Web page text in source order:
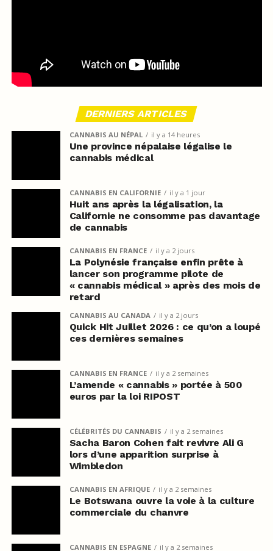
DERNIERS ARTICLES
CANNABIS AU NÉPAL il y a 14 heures
Une province népalaise légalise le
cannabis médical
CANNABIS EN CALIFORNIE il y a 1 jour
Huit ans après la légalisation, la
Californie ne consomme pas davantage
de cannabis
CANNABIS EN FRANCE il y a 2 jours
La Polynésie française enfin prête à
lancer son programme pilote de
« cannabis médical » après des mois de
retard
CANNABIS AU CANADA il y a 2 jours
Quick Hit Juillet 2026 : ce qu’on a loupé
ces dernières semaines
CANNABIS EN FRANCE il y a 2 semaines
L’amende « cannabis » portée à 500
euros par la loi RIPOST
CÉLÉBRITÉS DU CANNABIS il y a 2 semaines
Sacha Baron Cohen fait revivre Ali G
lors d’une apparition surprise à
Wimbledon
CANNABIS EN AFRIQUE il y a 2 semaines
Le Botswana ouvre la voie à la culture
commerciale du chanvre
CANNABIS EN ESPAGNE il y a 2 semaines